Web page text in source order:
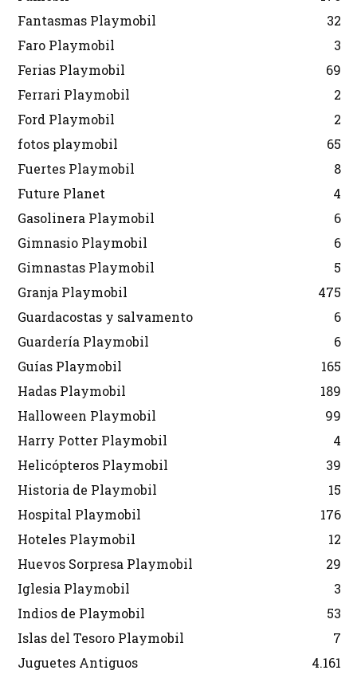
Fantasmas Playmobil
32
Faro Playmobil
3
Ferias Playmobil
69
Ferrari Playmobil
2
Ford Playmobil
2
fotos playmobil
65
Fuertes Playmobil
8
Future Planet
4
Gasolinera Playmobil
6
Gimnasio Playmobil
6
Gimnastas Playmobil
5
Granja Playmobil
475
Guardacostas y salvamento
6
Guardería Playmobil
6
Guías Playmobil
165
Hadas Playmobil
189
Halloween Playmobil
99
Harry Potter Playmobil
4
Helicópteros Playmobil
39
Historia de Playmobil
15
Hospital Playmobil
176
Hoteles Playmobil
12
Huevos Sorpresa Playmobil
29
Iglesia Playmobil
3
Indios de Playmobil
53
Islas del Tesoro Playmobil
7
Juguetes Antiguos
4.161